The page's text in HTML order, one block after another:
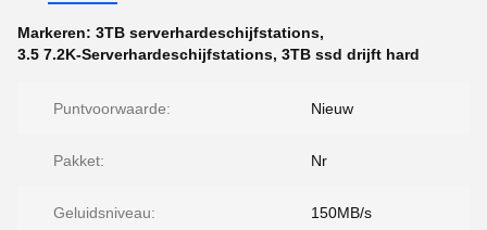
Markeren: 3TB serverhardeschijfstations,
3.5 7.2K-Serverhardeschijfstations, 3TB ssd drijft hard
Puntvoorwaarde: Nieuw
Pakket: Nr
Geluidsniveau: 150MB/s